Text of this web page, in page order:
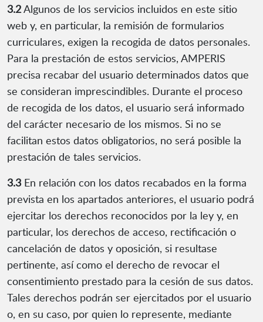
3.2Algunos de los servicios incluidos en este sitio
web y, en particular, la remisión de formularios
curriculares, exigen la recogida de datos personales.
Para la prestación de estos servicios, AMPERIS
precisa recabar del usuario determinados datos que
se consideran imprescindibles. Durante el proceso
de recogida de los datos, el usuario será informado
del carácter necesario de los mismos. Si no se
facilitan estos datos obligatorios, no será posible la
prestación de tales servicios.
3.3 En relación con los datos recabados en la forma
prevista en los apartados anteriores, el usuario podrá
ejercitar los derechos reconocidos por la ley y, en
particular, los derechos de acceso, rectificación o
cancelación de datos y oposición, si resultase
pertinente, así como el derecho de revocar el
consentimiento prestado para la cesión de sus datos.
Tales derechos podrán ser ejercitados por el usuario
o, en su caso, por quien lo represente, mediante